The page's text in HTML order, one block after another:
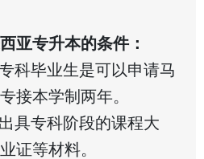
专升本的条件：
毕业生是可以申请马
接本学制两年。
专科阶段的课程大
证等材料。